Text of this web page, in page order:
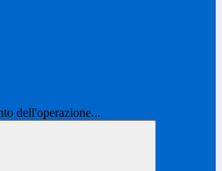
dell'operazione...